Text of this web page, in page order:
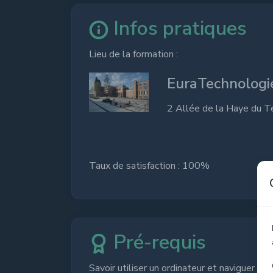
Infos pratiques
Lieu de la formation :
2 Allée de la Haye du
Taux de satisfaction : 100%
Pré-requis
Savoir utiliser un ordinateur et naviguer